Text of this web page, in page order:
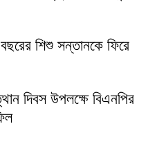
শিশু সন্তানকে ফিরে
দিবস উপলক্ষে বিএনপির